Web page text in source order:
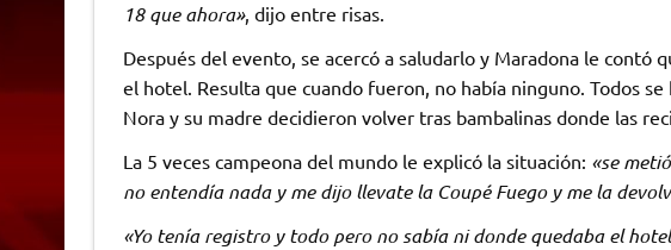
18 que ahora», dijo entre risas.
Después del evento, se acercó a saludarlo y Maradona le contó
el hotel. Resulta que cuando fueron, no había ninguno. Todos
Nora y su madre decidieron volver tras bambalinas donde las
La 5 veces campeona del mundo le explicó la situación: «se
no entendía nada y me dijo llevate la Coupé Fuego y me la
«Yo tenía registro y todo pero no sabía ni donde quedaba el